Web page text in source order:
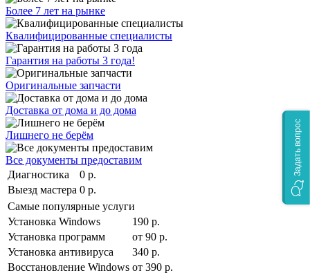
Более 7 лет на рынке
Квалифицированные специалисты
Гарантия на работы 3 года!
Оригинальные запчасти
Доставка от дома и до дома
Лишнего не берём
Все документы предоставим
Диагностика
0 р.
Выезд мастера 0 р.
Самые популярные услуги
Установка Windows
190 р.
Установка программ
от 90 р.
Установка антивируса
340 р.
Восстановление Windows от 390 р.
Задать вопрос